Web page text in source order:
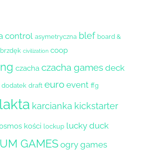
control asymetryczna blef board &
brzdęk civilization coop
czacha czacha games deck
dodatek draft euro event ffg
karcianka kickstarter
kości lockup lucky duck
GAMES ogry games